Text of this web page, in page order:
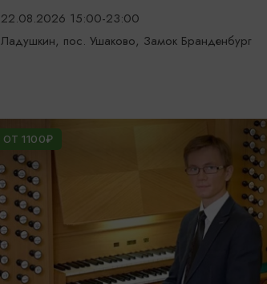
22.08.2026 15:00-23:00
Ладушкин, пос. Ушаково, Замок Бранденбург
ОТ 1100₽